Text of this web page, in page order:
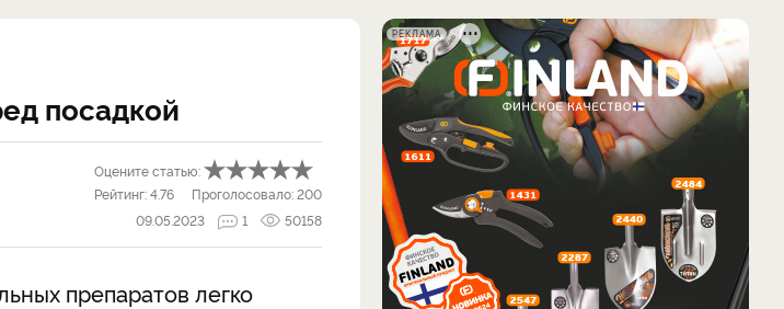
посадкой
Оцените статью:
Рейтинг:4.76 Проголосовало:200
09.05.2023
1 50158
препаратов легко
РЕКЛАМА